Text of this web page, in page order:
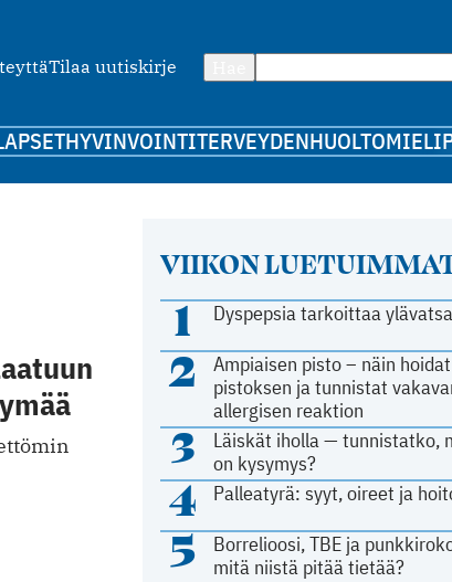
Tilaa uutiskirje
HYVINVOINTITERVEYDENHUOLTO
VIIKON
1 Dyspepsia tarkoittaa
2
Ampiaisen pisto – näin hoidat
pistoksen ja tunnistat
allergisen reaktion
3
Läiskät iholla — tunnistatko,
on kysymys?
4 Palleatyrä: syyt, oireet ja
5
Borrelioosi, TBE ja
mitä niistä pitää tietää?